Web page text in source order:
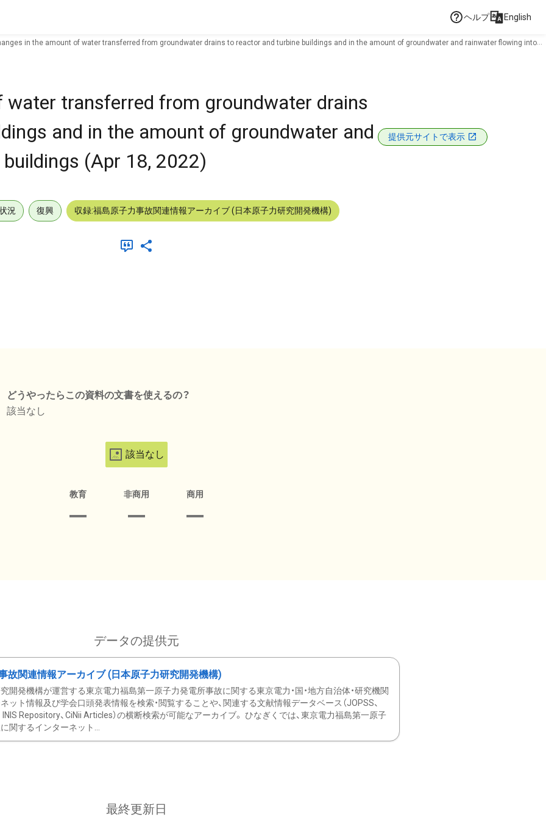
ヘルプ English
in the amount of water transferred from groundwater drains to reactor and turbine buildings and in the amount of groundwater and rainwater flowing into
water transferred from groundwater drains
and in the amount of groundwater and
(Apr 18, 2022)
提供元サイトで表示
況 復興 収録:福島原子力事故関連情報アーカイブ (日本原子力研究開発機構)
どうやったらこの資料の文書を使えるの？
該当なし
該当なし
教育 非商用 商用
データの提供元
故関連情報アーカイブ (日本原子力研究開発機構)
開発機構が運営する東京電力福島第一原子力発電所事故に関する東京電力・国・地方自治体・研究機関
ット情報及び学会口頭発表情報を検索・閲覧することや、関連する文献情報データベース（JOPSS、
INIS Repository、CiNii Articles）の横断検索が可能なアーカイブ。 ひなぎくでは、東京電力福島第一原子
関するインターネット...
最終更新日